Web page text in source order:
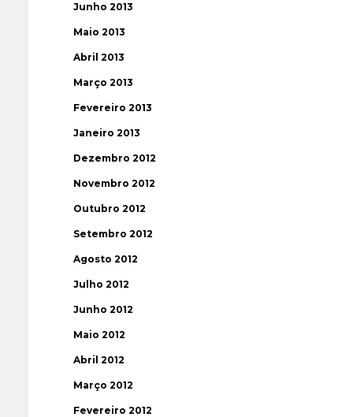
Junho 2013
Maio 2013
Abril 2013
Março 2013
Fevereiro 2013
Janeiro 2013
Dezembro 2012
Novembro 2012
Outubro 2012
Setembro 2012
Agosto 2012
Julho 2012
Junho 2012
Maio 2012
Abril 2012
Março 2012
Fevereiro 2012